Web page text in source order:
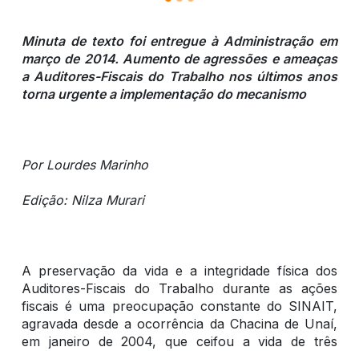
Minuta de texto foi entregue à Administração em
março de 2014. Aumento de agressões e ameaças
a Auditores-Fiscais do Trabalho nos últimos anos
torna urgente a implementação do mecanismo
Por Lourdes Marinho
Edição: Nilza Murari
A preservação da vida e a integridade física dos
Auditores-Fiscais do Trabalho durante as ações
fiscais é uma preocupação constante do SINAIT,
agravada desde a ocorrência da Chacina de Unaí,
em janeiro de 2004, que ceifou a vida de três